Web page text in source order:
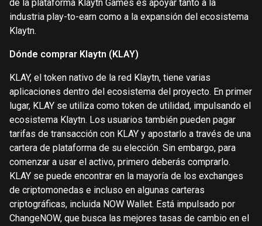
de la plataforma Klaytn Games es apoyar tanto a la
industria play-to-earn como a la expansión del ecosistema
Klaytn.
Dónde comprar Klaytn (KLAY)
KLAY, el token nativo de la red Klaytn, tiene varias
aplicaciones dentro del ecosistema del proyecto. En primer
lugar, KLAY se utiliza como token de utilidad, impulsando el
ecosistema Klaytn. Los usuarios también pueden pagar
tarifas de transacción con KLAY y apostarlo a través de una
cartera de plataforma de su elección. Sin embargo, para
comenzar a usar el activo, primero deberás comprarlo.
KLAY se puede encontrar en la mayoría de los exchanges
de criptomonedas e incluso en algunas carteras
criptográficas, incluida NOW Wallet. Está impulsado por
ChangeNOW, que busca las mejores tasas de cambio en el